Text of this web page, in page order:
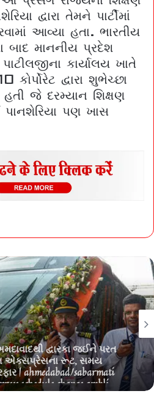
દ્વારા તેમને પાર્ટીમાં
આવ્યા હતા. ભારતીય
બાદ માનનીય પ્રદેશ
કાર્યાલય ખાતે
કોર્પોરેટ દ્વારા શુભેચ્છા
જે દરમ્યાન શિક્ષણ
પાનશેરિયા પણ ખાસ
દ્વારકા જઈને પરત
એક્સપ્રેસના રૂટ, સમય
| ahmedabad/sabarmati
schedule change ambli